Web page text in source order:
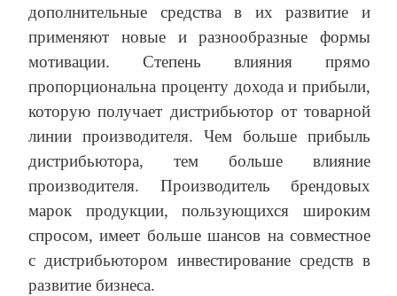
дополнительные средства в их развитие и
применяют новые и разнообразные формы
мотивации. Степень влияния прямо
пропорциональна проценту дохода и прибыли,
которую получает дистрибьютор от товарной
линии производителя. Чем больше прибыль
дистрибьютора, тем больше влияние
производителя. Производитель брендовых
марок продукции, пользующихся широким
спросом, имеет больше шансов на совместное
с дистрибьютором инвестирование средств в
развитие бизнеса.